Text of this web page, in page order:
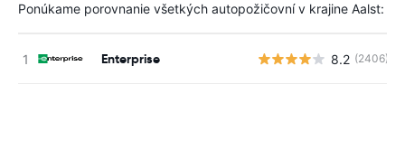
Ponúkame porovnanie všetkých autopožičovní v krajine Aalst:
Enterprise 8.2 (2406)